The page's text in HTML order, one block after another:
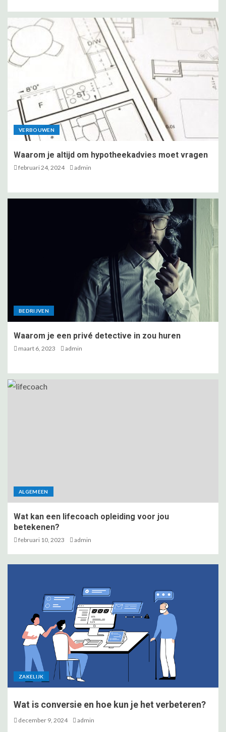
4
Verschillende methoden van
container reiniging
1
Wat is conversie en hoe kun je
het verbeteren?
hypotheekadvies moet vragen
Waarom je een privé detective in
zou huren
voor jou betekenen?
VERBOUWEN
Waarom je altijd om hypotheekadvies moet vragen
februari 24, 2024 admin
BEDRIJVEN
Waarom je een privé detective in zou huren
maart 6, 2023 admin
ALGEMEEN
Wat kan een lifecoach opleiding voor jou
betekenen?
februari 10, 2023 admin
ZAKELIJK
Wat is conversie en hoe kun je het verbeteren?
december 9, 2024 admin